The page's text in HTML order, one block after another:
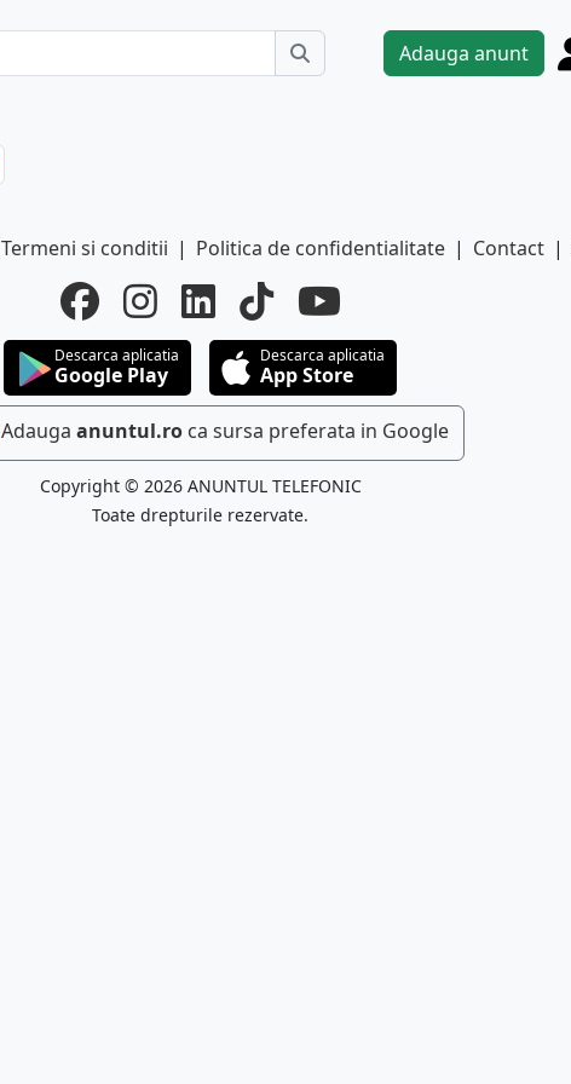
Adauga anunt
Termeni si conditii | Politica de confidentialitate | Contact |
Descarca aplicatia
Google Play
Descarca aplicatia
App Store
Adauga anuntul.roca sursa preferata in Google
Copyright © 2026 ANUNTUL TELEFONIC
Toate drepturile rezervate.